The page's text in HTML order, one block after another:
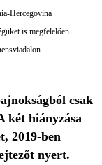
Hercegovina
is megfelelően
csak
két hiányzása
2019-ben
nyert.